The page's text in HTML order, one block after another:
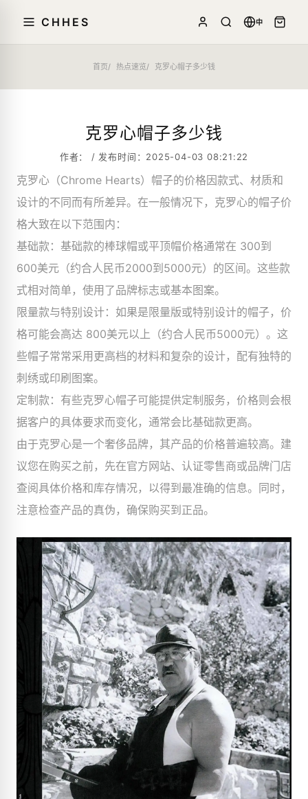
CHHES 中
首页 热点速览 克罗心帽子多少钱
克罗心帽子多少钱
作者： / 发布时间：2025-04-03 08:21:22
克罗心（Chrome Hearts）帽子的价格因款式、材质和
设计的不同而有所差异。在一般情况下，克罗心的帽子价
格大致在以下范围内：
基础款：基础款的棒球帽或平顶帽价格通常在 300到
600美元（约合人民币2000到5000元）的区间。这些款
式相对简单，使用了品牌标志或基本图案。
限量款与特别设计：如果是限量版或特别设计的帽子，价
格可能会高达 800美元以上（约合人民币5000元）。这
些帽子常常采用更高档的材料和复杂的设计，配有独特的
刺绣或印刷图案。
定制款：有些克罗心帽子可能提供定制服务，价格则会根
据客户的具体要求而变化，通常会比基础款更高。
由于克罗心是一个奢侈品牌，其产品的价格普遍较高。建
议您在购买之前，先在官方网站、认证零售商或品牌门店
查阅具体价格和库存情况，以得到最准确的信息。同时，
注意检查产品的真伪，确保购买到正品。